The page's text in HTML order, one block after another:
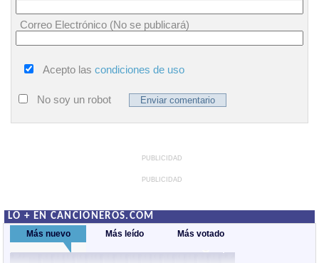
Correo Electrónico (No se publicará)
Acepto las condiciones de uso
No soy un robot
PUBLICIDAD
PUBLICIDAD
LO + EN CANCIONEROS.COM
Más nuevo Más leído Más votado